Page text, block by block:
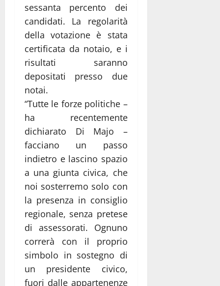
sessanta percento dei
candidati. La regolarità
della votazione è stata
certificata da notaio, e i
risultati saranno
depositati presso due
notai.
“Tutte le forze politiche –
ha recentemente
dichiarato Di Majo –
facciano un passo
indietro e lascino spazio
a una giunta civica, che
noi sosterremo solo con
la presenza in consiglio
regionale, senza pretese
di assessorati. Ognuno
correrà con il proprio
simbolo in sostegno di
un presidente civico,
fuori dalle appartenenze